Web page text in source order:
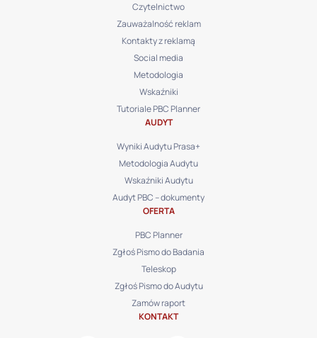
Czytelnictwo
Zauważalność reklam
Kontakty z reklamą
Social media
Metodologia
Wskaźniki
Tutoriale PBC Planner
AUDYT
Wyniki Audytu Prasa+
Metodologia Audytu
Wskaźniki Audytu
Audyt PBC – dokumenty
OFERTA
PBC Planner
Zgłoś Pismo do Badania
Teleskop
Zgłoś Pismo do Audytu
Zamów raport
KONTAKT